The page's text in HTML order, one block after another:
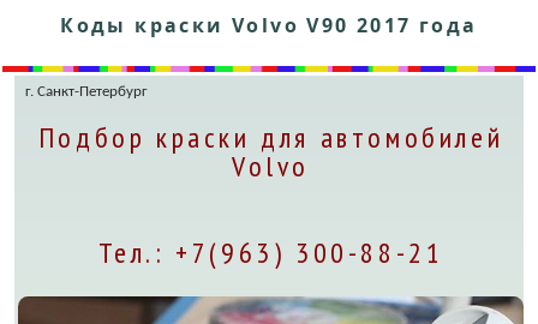
Коды краски Volvo V90 2017 года
г. Санкт-Петербург
Подбор краски для автомобилей
Volvo
Тел.: +7(963) 300-88-21